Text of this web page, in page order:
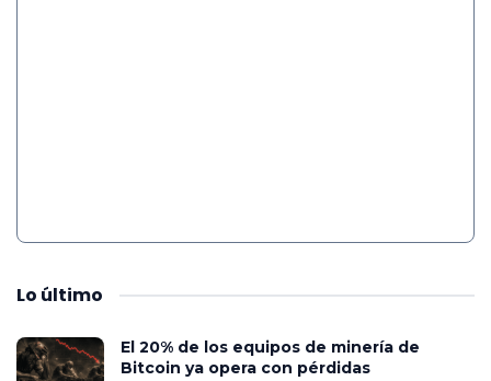
Lo último
El 20% de los equipos de minería de
Bitcoin ya opera con pérdidas